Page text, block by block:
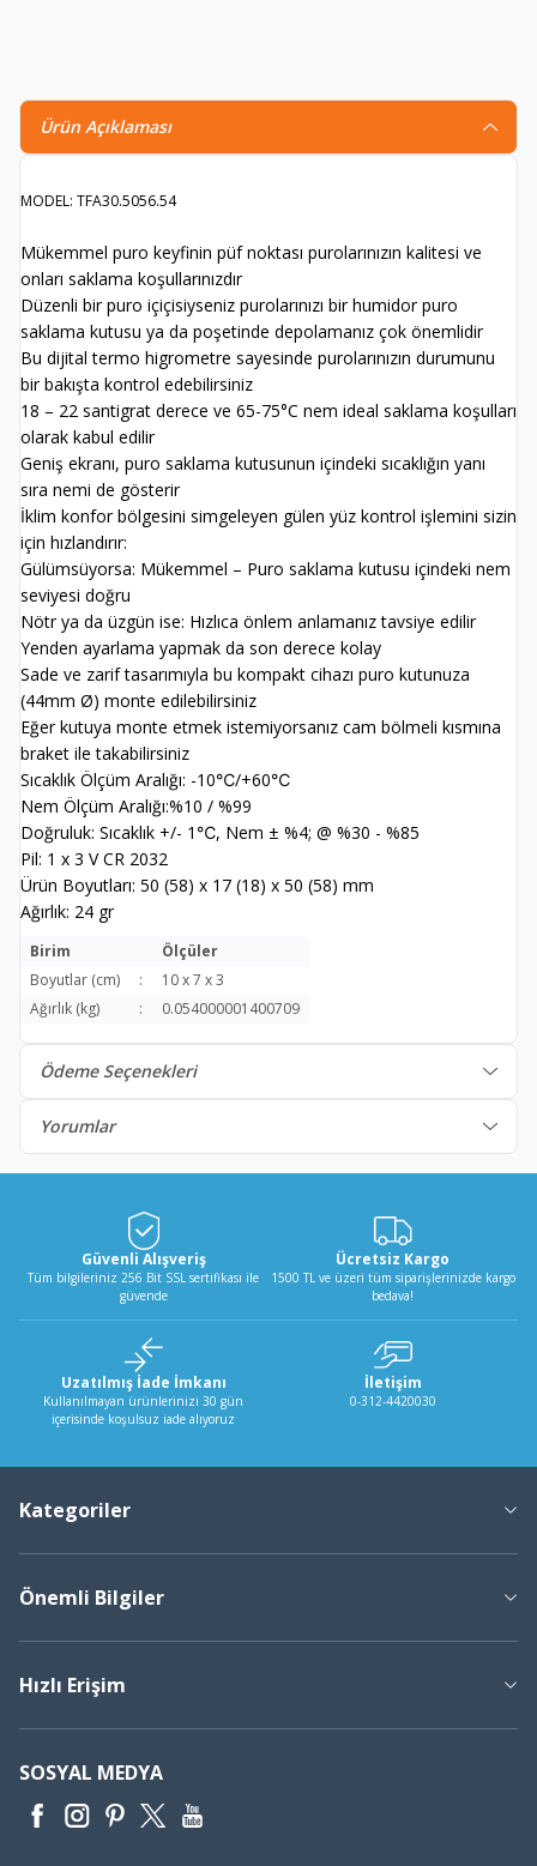
Ürün Açıklaması
MODEL: TFA30.5056.54
Mükemmel puro keyfinin püf noktası purolarınızın kalitesi ve
onları saklama koşullarınızdır
Düzenli bir puro içiçisiyseniz purolarınızı bir humidor puro
saklama kutusu ya da poşetinde depolamanız çok önemlidir
Bu dijital termo higrometre sayesinde purolarınızın durumunu
bir bakışta kontrol edebilirsiniz
18 – 22 santigrat derece ve 65-75°C nem ideal saklama koşulları
olarak kabul edilir
Geniş ekranı, puro saklama kutusunun içindeki sıcaklığın yanı
sıra nemi de gösterir
İklim konfor bölgesini simgeleyen gülen yüz kontrol işlemini sizin
için hızlandırır:
Gülümsüyorsa: Mükemmel – Puro saklama kutusu içindeki nem
seviyesi doğru
Nötr ya da üzgün ise: Hızlıca önlem anlamanız tavsiye edilir
Yenden ayarlama yapmak da son derece kolay
Sade ve zarif tasarımıyla bu kompakt cihazı puro kutunuza
(44mm Ø) monte edilebilirsiniz
Eğer kutuya monte etmek istemiyorsanız cam bölmeli kısmına
braket ile takabilirsiniz
Sıcaklık Ölçüm Aralığı: -10℃/+60℃
Nem Ölçüm Aralığı:%10 / %99
Doğruluk: Sıcaklık +/- 1℃, Nem ± %4; @ %30 - %85
Pil: 1 x 3 V CR 2032
Ürün Boyutları: 50 (58) x 17 (18) x 50 (58) mm
Ağırlık: 24 gr
Birim
Ölçüler
Boyutlar (cm)
:
10 x 7 x 3
Ağırlık (kg)
: 0.054000001400709
Ödeme Seçenekleri
Yorumlar
Güvenli Alışveriş
Tüm bilgileriniz 256 Bit SSL sertifikası ile
güvende
Ücretsiz Kargo
1500 TL ve üzeri tüm siparişlerinizde kargo
bedava!
Uzatılmış İade İmkanı
Kullanılmayan ürünlerinizi 30 gün
içerisinde koşulsuz iade alıyoruz
İletişim
0-312-4420030
Kategoriler
Önemli Bilgiler
Hızlı Erişim
SOSYAL MEDYA